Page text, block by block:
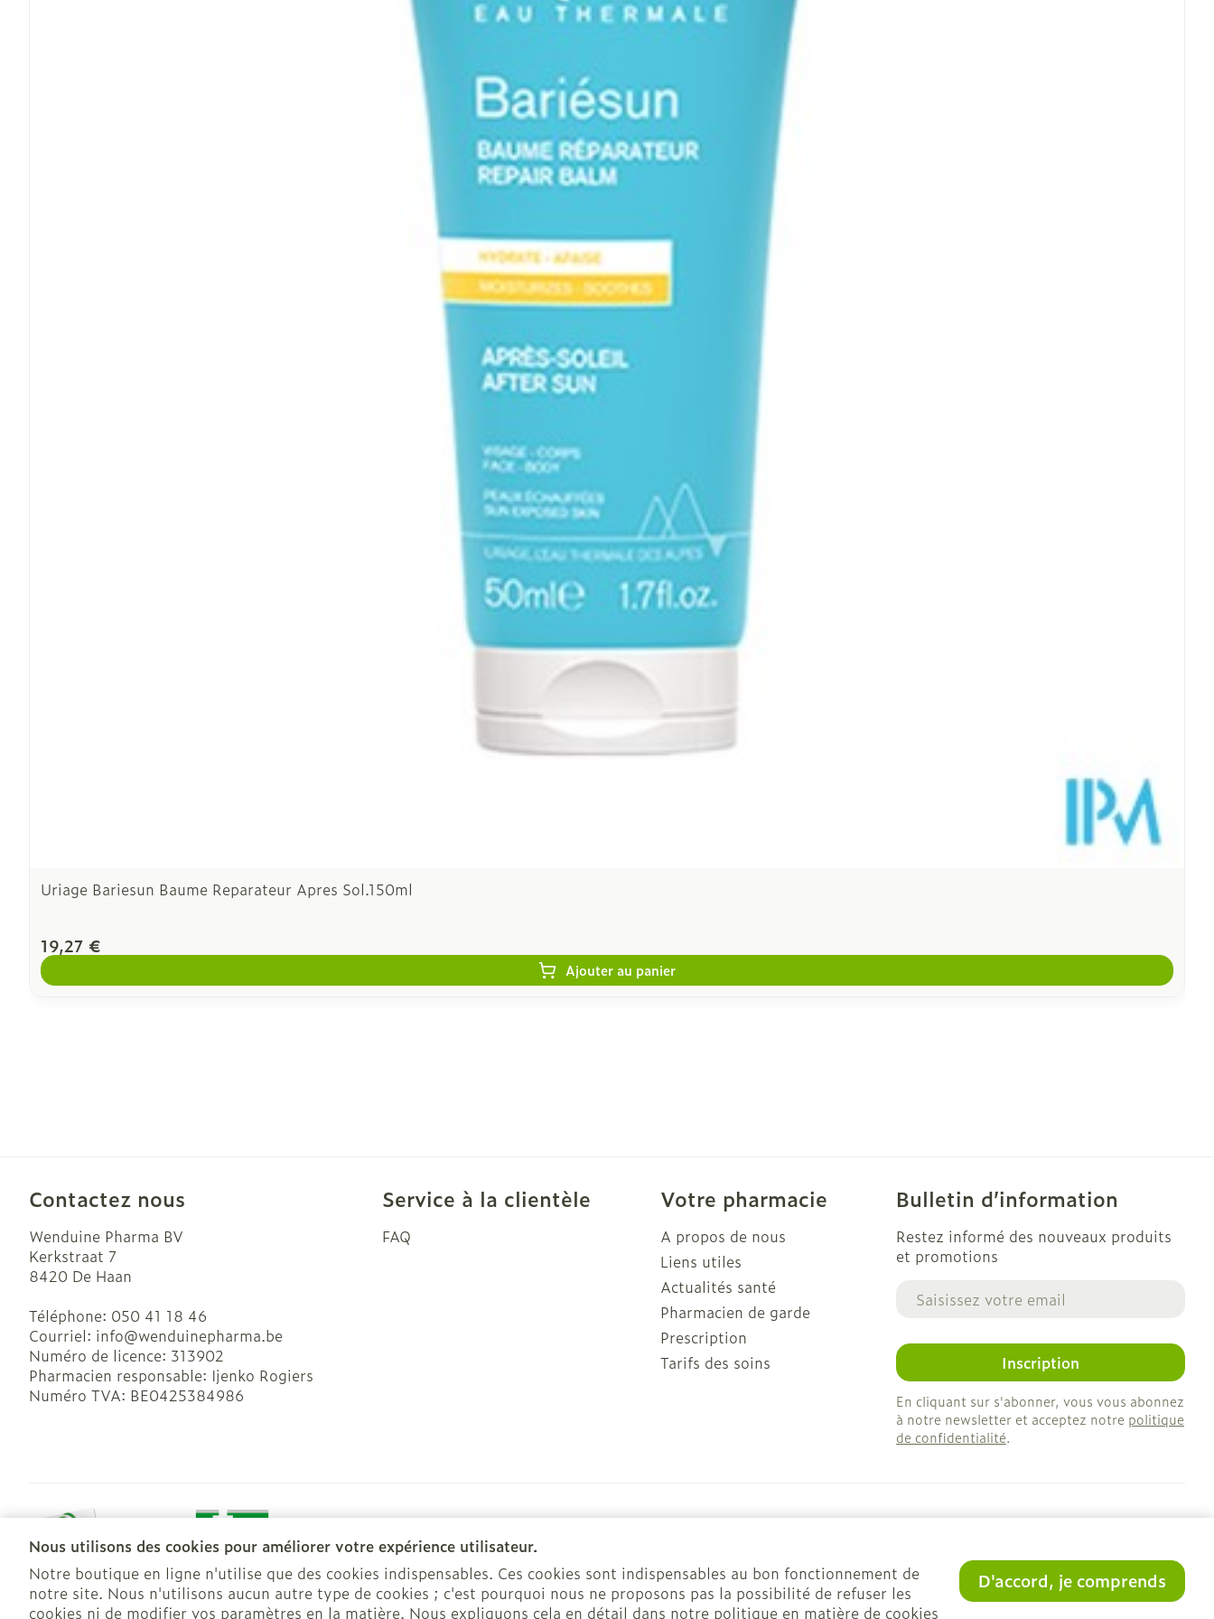
Nous utilisons des cookies pour améliorer votre expérience utilisateur.
Notre boutique en ligne n'utilise que des cookies indispensables. Ces cookies sont indispensables au bon fonctionnement de
notre site. Nous n'utilisons aucun autre type de cookies ; c'est pourquoi nous ne proposons pas la possibilité de refuser les
cookies ni de modifier vos paramètres en la matière. Nous expliquons cela en détail dans notre politique en matière de cookies
D'accord, je comprends
Uriage Bariesun Baume Reparateur Apres Sol.150ml
19,27 €
Ajouter au panier
Contactez nous
Wenduine Pharma BV
Kerkstraat 7
8420 De Haan
Téléphone: 050 41 18 46
Courriel: info@wenduinepharma.be
Numéro de licence: 313902
Pharmacien responsable: Ijenko Rogiers
Numéro TVA: BE0425384986
Service à la clientèle
FAQ
Votre pharmacie
A propos de nous
Liens utiles
Actualités santé
Pharmacien de garde
Prescription
Tarifs des soins
Bulletin d’information
Restez informé des nouveaux produits
et promotions
Adresse mail
Inscription
En cliquant sur s'abonner, vous vous abonnez
à notre newsletter et acceptez notre politique
de confidentialité.
Conditions de vente Déclaration de confidentialité Cookies Plate-forme ODR